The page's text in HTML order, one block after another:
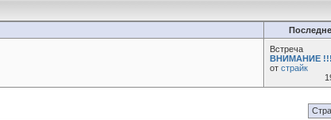
Встреча
ВНИМАНИЕ
от страйк